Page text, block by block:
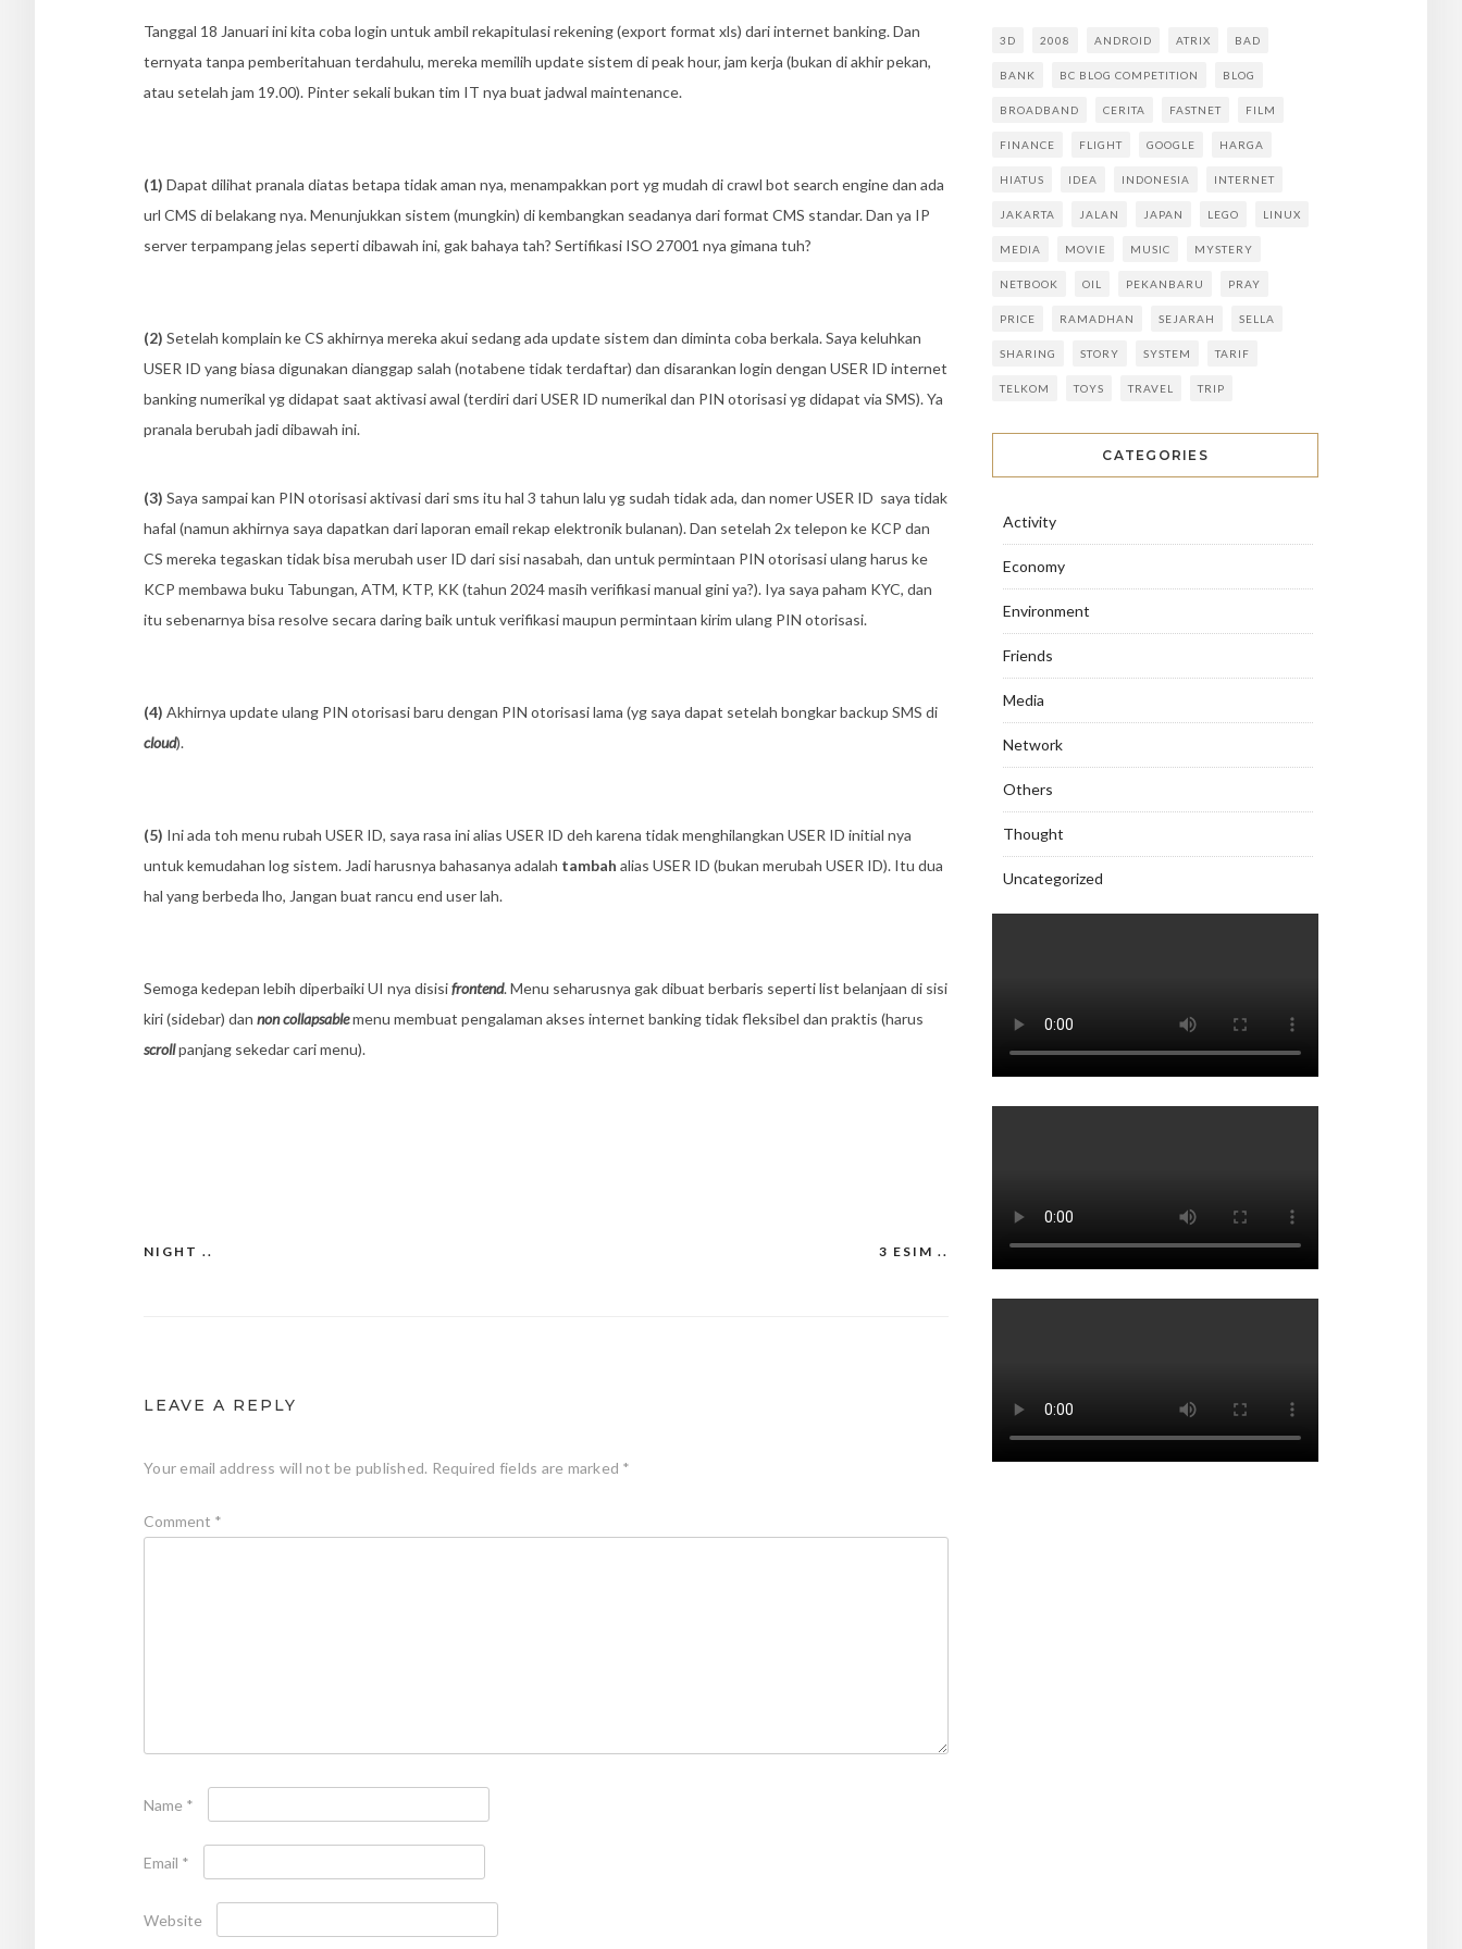
Tanggal 18 Januari ini kita coba login untuk ambil rekapitulasi rekening (export format xls) dari internet banking. Dan
ternyata tanpa pemberitahuan terdahulu, mereka memilih update sistem di peak hour, jam kerja (bukan di akhir pekan,
atau setelah jam 19.00). Pinter sekali bukan tim IT nya buat jadwal maintenance.
(1) Dapat dilihat pranala diatas betapa tidak aman nya, menampakkan port yg mudah di crawl bot search engine dan ada
url CMS di belakang nya. Menunjukkan sistem (mungkin) di kembangkan seadanya dari format CMS standar. Dan ya IP
server terpampang jelas seperti dibawah ini, gak bahaya tah? Sertifikasi ISO 27001 nya gimana tuh?
(2) Setelah komplain ke CS akhirnya mereka akui sedang ada update sistem dan diminta coba berkala. Saya keluhkan
USER ID yang biasa digunakan dianggap salah (notabene tidak terdaftar) dan disarankan login dengan USER ID internet
banking numerikal yg didapat saat aktivasi awal (terdiri dari USER ID numerikal dan PIN otorisasi yg didapat via SMS). Ya
pranala berubah jadi dibawah ini.
(3) Saya sampai kan PIN otorisasi aktivasi dari sms itu hal 3 tahun lalu yg sudah tidak ada, dan nomer USER ID saya tidak
hafal (namun akhirnya saya dapatkan dari laporan email rekap elektronik bulanan). Dan setelah 2x telepon ke KCP dan
CS mereka tegaskan tidak bisa merubah user ID dari sisi nasabah, dan untuk permintaan PIN otorisasi ulang harus ke
KCP membawa buku Tabungan, ATM, KTP, KK (tahun 2024 masih verifikasi manual gini ya?). Iya saya paham KYC, dan
itu sebenarnya bisa resolve secara daring baik untuk verifikasi maupun permintaan kirim ulang PIN otorisasi.
(4) Akhirnya update ulang PIN otorisasi baru dengan PIN otorisasi lama (yg saya dapat setelah bongkar backup SMS di
cloud).
(5) Ini ada toh menu rubah USER ID, saya rasa ini alias USER ID deh karena tidak menghilangkan USER ID initial nya
untuk kemudahan log sistem. Jadi harusnya bahasanya adalah tambah alias USER ID (bukan merubah USER ID). Itu dua
hal yang berbeda lho, Jangan buat rancu end user lah.
Semoga kedepan lebih diperbaiki UI nya disisifrontend. Menu seharusnya gak dibuat berbaris seperti list belanjaan di sisi
kiri (sidebar) dan non collapsablemenu membuat pengalaman akses internet banking tidak fleksibel dan praktis (harus
scrollpanjang sekedar cari menu).
Post
3 ESIM ..
NIGHT ..
LEAVE A REPLY
Your email address will not be published. Required fields are marked *
Comment *
Name *
Email *
Website
3D 2008 ANDROID ATRIX BAD
BANK BC BLOG COMPETITION BLOG
BROADBAND CERITA FASTNET FILM
FINANCE FLIGHT GOOGLE HARGA
HIATUS IDEA INDONESIA INTERNET
JAKARTA JALAN JAPAN LEGO LINUX
MEDIA MOVIE MUSIC MYSTERY
NETBOOK OIL PEKANBARU PRAY
PRICE RAMADHAN SEJARAH SELLA
SHARING STORY SYSTEM TARIF
TELKOM TOYS TRAVEL TRIP
CATEGORIES
Activity
Economy
Environment
Friends
Media
Network
Others
Thought
Uncategorized